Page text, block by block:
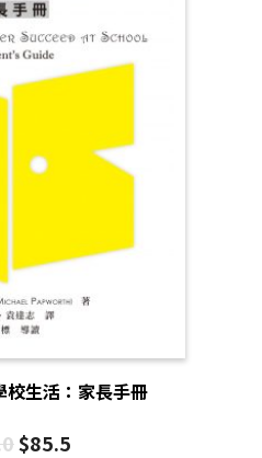
校生活：家長手冊
$85.5